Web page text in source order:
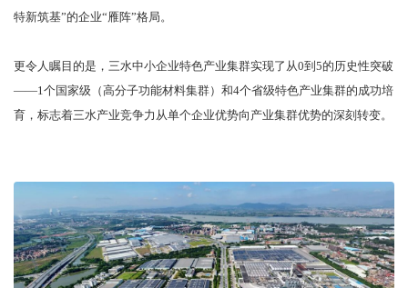
特新筑基”的企业“雁阵”格局。
更令人瞩目的是，三水中小企业特色产业集群实现了从0到5的历史性突破
——1个国家级（高分子功能材料集群）和4个省级特色产业集群的成功培
育，标志着三水产业竞争力从单个企业优势向产业集群优势的深刻转变。